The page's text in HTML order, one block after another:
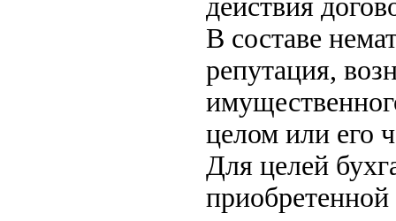
действия
В составе
репутация,
целом или его
Для целей
приобретенной